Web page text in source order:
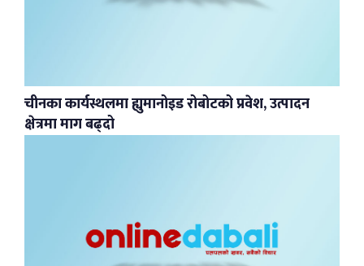
चीनका कार्यस्थलमा ह्युमानोइड रोबोटको प्रवेश, उत्पादन
क्षेत्रमा माग बढ्दो